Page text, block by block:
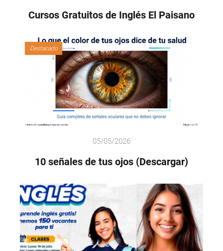
Cursos Gratuitos de Inglés El Paisano
Destacado
05/05/2026
10 señales de tus ojos (Descargar)